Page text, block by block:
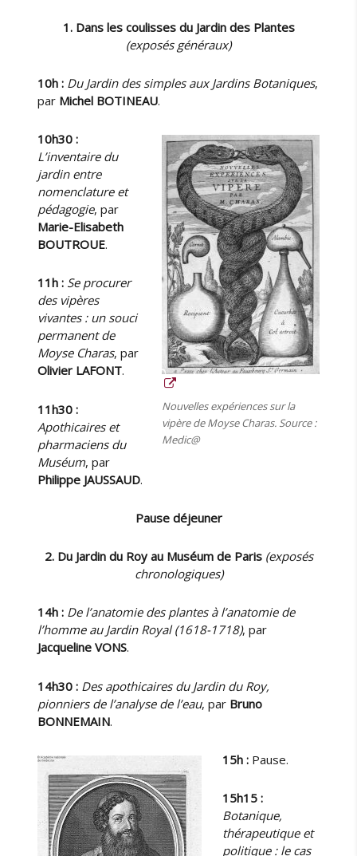
1. Dans les coulisses du Jardin des Plantes
(exposés généraux)
10h : Du Jardin des simples aux Jardins Botaniques,
par Michel BOTINEAU.
Nouvelles expériences sur la
vipère de Moyse Charas. Source :
Medic@
10h30 :
L’inventaire du
jardin entre
nomenclature et
pédagogie, par
Marie-Elisabeth
BOUTROUE.
11h : Se procurer
des vipères
vivantes : un souci
permanent de
Moyse Charas, par
Olivier LAFONT.
11h30 :
Apothicaires et
pharmaciens du
Muséum, par
Philippe JAUSSAUD.
Pause déjeuner
2. Du Jardin du Roy au Muséum de Paris (exposés
chronologiques)
14h : De l’anatomie des plantes à l’anatomie de
l’homme au Jardin Royal (1618-1718), par
Jacqueline VONS.
14h30 : Des apothicaires du Jardin du Roy,
pionniers de l’analyse de l’eau, par Bruno
BONNEMAIN.
15h : Pause.
15h15 :
Botanique,
thérapeutique et
politique : le cas